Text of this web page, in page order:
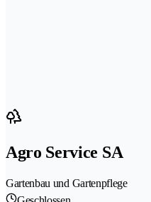
Agro Service SA
Gartenbau und Gartenpflege